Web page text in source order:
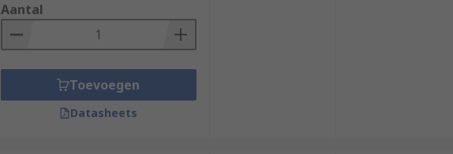
Aantal
Toevoegen
Datasheets